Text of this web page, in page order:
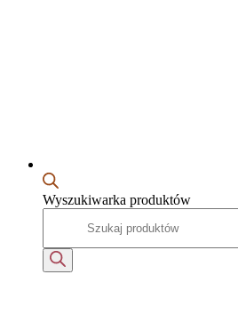
Wyszukiwarka produktów